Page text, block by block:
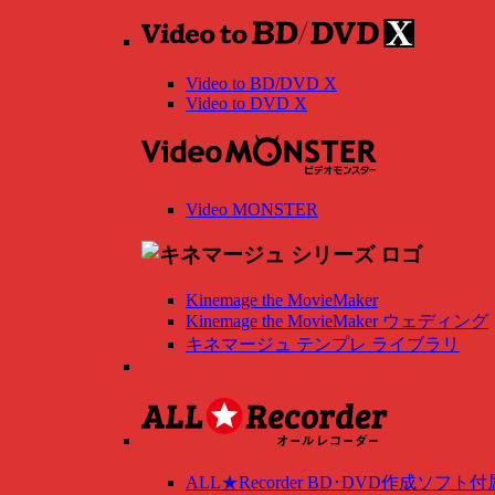
Video to BD/DVD X
Video to DVD X
Video MONSTER
Kinemage the MovieMaker
Kinemage the MovieMaker ウェディング
キネマージュ テンプレ ライブラリ
ALL★Recorder BD･DVD作成ソフト付